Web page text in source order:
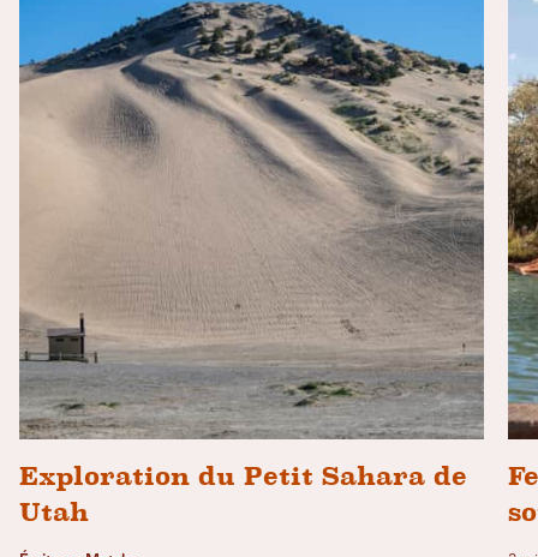
Exploration du Petit Sahara de
Utah